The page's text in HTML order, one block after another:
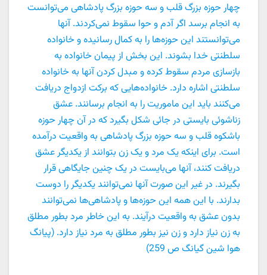
چهار حوزه بزرگ قلب و سه حوزه بزرگ پادشاهی می‌توانست
به انجام برسد اگر آدم و حوا سقوط نمی‌کردند. آنها
می‌توانستند این حوزه‌ها را به کمال رسانیده و خانواده
سلطنتی خدا بشوند. این بخش از پیمان خانواده به
بازسازی مردم سقوط کرده و مبدل کردن آنها به خانواده
سلطنتی اشاره دارد. خانواده‌هایی که برکت ازدواج دریافت
می‌کنند باید این ماموریت را به انجام برسانند. عشق
زناشوئی بایستی در جائی شکل بگیرد که در آن چهار حوزه
باشکوه قلب و سه حوزه بزرگ پادشاهی به واقعیت در‌آمده
است. برای اینکه یک مرد و یک زن بتوانند از یکدیگر عشق
دریافت کنند، آنها می‌بایست در یک چنین جایگاهی قرار
بگیرند. در غیر این صورت آنها نمی‌توانند یکدیگر را دوست
بدارند. با این همه این حوزه‌ها و پادشاهی‌ها نمی‌توانند
بدون عشق به واقعیت درآیند. به این خاطر مرد بطور مطلق
به زن نیاز دارد و زن نیز بطور مطلق به مرد نیاز دارد. (پیانگ
هوا شین گیانگ ص 259)